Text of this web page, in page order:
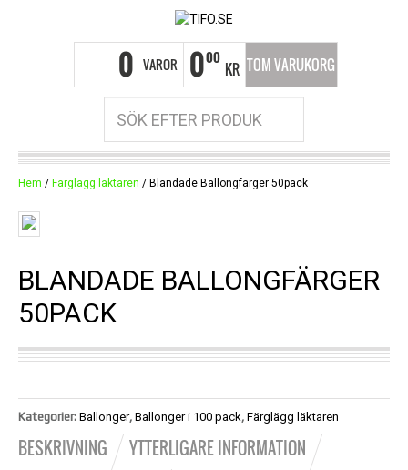
0 VAROR 000
KR TOM VARUKORG
Hem / Färglägg läktaren / Blandade Ballongfärger 50pack
BLANDADE BALLONGFÄRGER
50PACK
Kategorier: Ballonger, Ballonger i 100 pack, Färglägg läktaren
BESKRIVNING
YTTERLIGARE INFORMATION